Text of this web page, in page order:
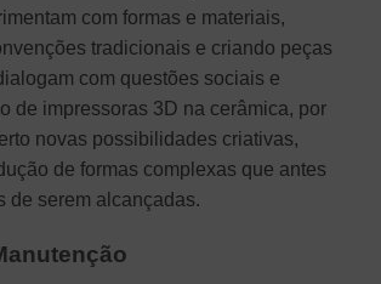
com formas e materiais,
tradicionais e criando peças
com questões sociais e
de impressoras 3D na cerâmica, por
novas possibilidades criativas,
de formas complexas que antes
de serem alcançadas.